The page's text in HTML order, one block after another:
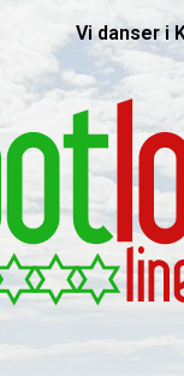
Vi danser i